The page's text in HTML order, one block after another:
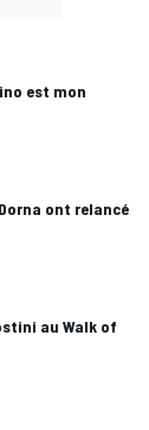
est mon
ont relancé
au Walk of